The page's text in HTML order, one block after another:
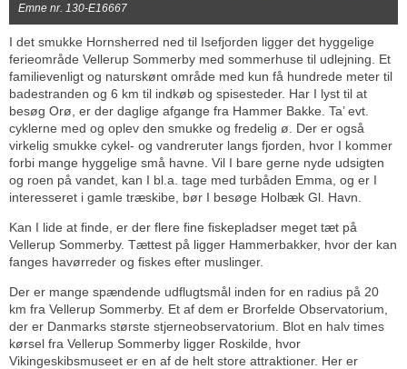
Emne nr. 130-E16667
I det smukke Hornsherred ned til Isefjorden ligger det hyggelige
ferieområde Vellerup Sommerby med sommerhuse til udlejning. Et
familievenligt og naturskønt område med kun få hundrede meter til
badestranden og 6 km til indkøb og spisesteder. Har I lyst til at
besøg Orø, er der daglige afgange fra Hammer Bakke. Ta’ evt.
cyklerne med og oplev den smukke og fredelig ø. Der er også
virkelig smukke cykel- og vandreruter langs fjorden, hvor I kommer
forbi mange hyggelige små havne. Vil I bare gerne nyde udsigten
og roen på vandet, kan I bl.a. tage med turbåden Emma, og er I
interesseret i gamle træskibe, bør I besøge Holbæk Gl. Havn.
Kan I lide at finde, er der flere fine fiskepladser meget tæt på
Vellerup Sommerby. Tættest på ligger Hammerbakker, hvor der kan
fanges havørreder og fiskes efter muslinger.
Der er mange spændende udflugtsmål inden for en radius på 20
km fra Vellerup Sommerby. Et af dem er Brorfelde Observatorium,
der er Danmarks største stjerneobservatorium. Blot en halv times
kørsel fra Vellerup Sommerby ligger Roskilde, hvor
Vikingeskibsmuseet er en af de helt store attraktioner. Her er